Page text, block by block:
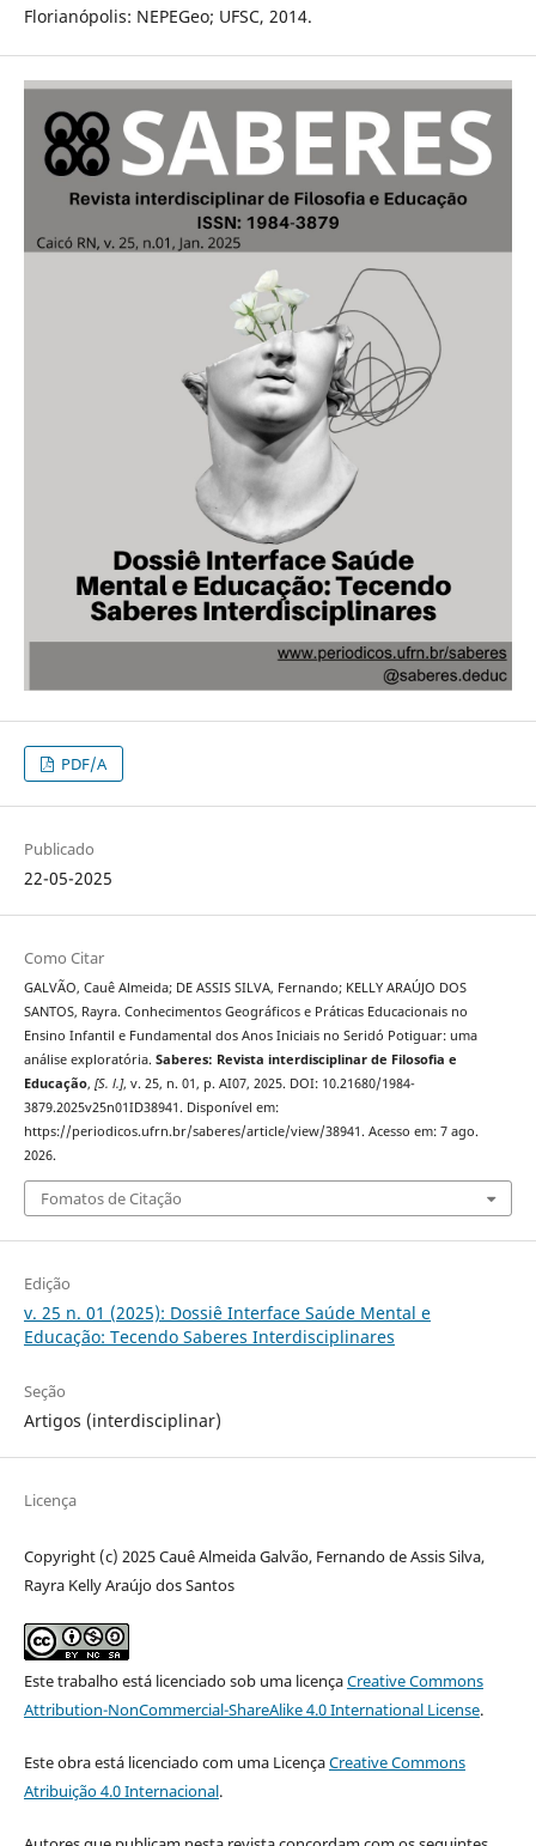
Florianópolis: NEPEGeo; UFSC, 2014.
PDF/A
Publicado
22-05-2025
Como Citar
GALVÃO, Cauê Almeida; DE ASSIS SILVA, Fernando; KELLY ARAÚJO DOS
SANTOS, Rayra. Conhecimentos Geográficos e Práticas Educacionais no
Ensino Infantil e Fundamental dos Anos Iniciais no Seridó Potiguar: uma
análise exploratória. Saberes: Revista interdisciplinar de Filosofia e
Educação, [S. l.], v. 25, n. 01, p. AI07, 2025. DOI: 10.21680/1984-
3879.2025v25n01ID38941. Disponível em:
https://periodicos.ufrn.br/saberes/article/view/38941. Acesso em: 7 ago.
2026.
Fomatos de Citação
Edição
v. 25 n. 01 (2025): Dossiê Interface Saúde Mental e
Educação: Tecendo Saberes Interdisciplinares
Seção
Artigos (interdisciplinar)
Licença
Copyright (c) 2025 Cauê Almeida Galvão, Fernando de Assis Silva,
Rayra Kelly Araújo dos Santos
Este trabalho está licenciado sob uma licençaCreative Commons
Attribution-NonCommercial-ShareAlike 4.0 International License.
Este obra está licenciado com uma LicençaCreative Commons
Atribuição 4.0 Internacional.